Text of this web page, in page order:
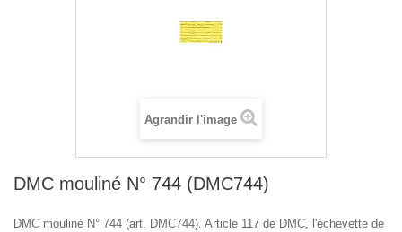
Agrandir l'image
DMC mouliné N° 744 (DMC744)
DMC mouliné N° 744 (art. DMC744). Article 117 de DMC, l'échevette de